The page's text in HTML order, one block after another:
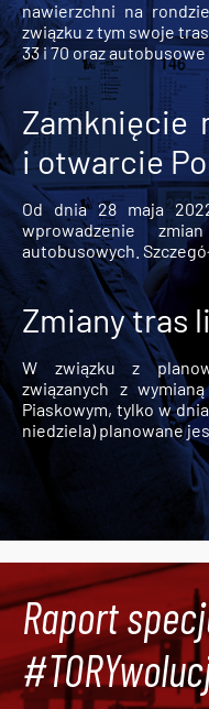
nawierzchni na
związku z tym swoje
33 i 70 oraz autobusowe
Zamknięcie
i otwarcie
Od dnia 28 maja
wprowadzenie
autobusowych.
Zmiany tras
W związku z
związanych z
Piaskowym, tylko w
niedziela) planowane
Raport